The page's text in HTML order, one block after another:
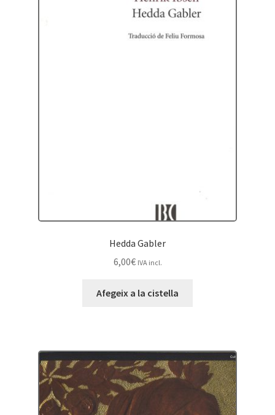
Hedda Gabler
6,00€ IVA incl.
Afegeix a la cistella